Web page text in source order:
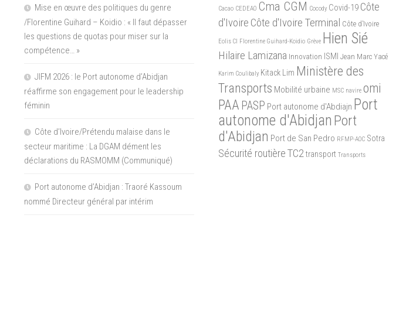
Mise en œuvre des politiques du genre
/Florentine Guihard – Koidio : « Il faut dépasser
les questions de quotas pour miser sur la
compétence… »
JIFM 2026 : le Port autonome d’Abidjan
réaffirme son engagement pour le leadership
féminin
Côte d’Ivoire/Prétendu malaise dans le
secteur maritime : La DGAM dément les
déclarations du RASMOMM (Communiqué)
Port autonome d’Abidjan : Traoré Kassoum
nommé Directeur général par intérim
Cacao CEDEAO Cma CGM Cocody Covid-19 Côte
d'Ivoire Côte d'Ivoire Terminal Côte d’Ivoire
Eolis CI Florentine Guihard-Koidio Grève Hien Sié
Hilaire Lamizana Innovation ISMI Jean Marc Yacé
Karim Coulibaly Kitack Lim Ministère des
Transports Mobilité urbaine MSC navire omi
PAA PASP Port autonome d'Abdiajn Port
autonome d'Abidjan Port
d'Abidjan Port de San Pedro RFMP-AOC Sotra
Sécurité routièreTC2 transport Transports